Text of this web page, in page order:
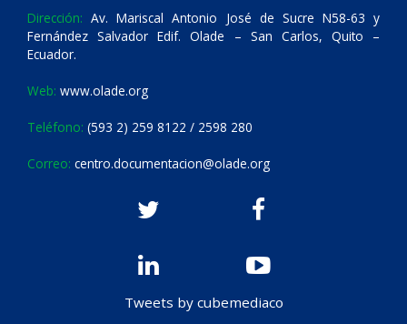
Dirección: Av. Mariscal Antonio José de Sucre N58-63 y
Fernández Salvador Edif. Olade – San Carlos, Quito –
Ecuador.
Web: www.olade.org
Teléfono: (593 2) 259 8122 / 2598 280
Correo: centro.documentacion@olade.org
Tweets by cubemediaco